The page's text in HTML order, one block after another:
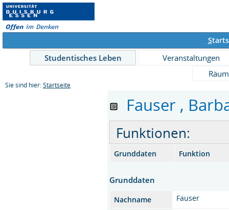
S
Studentisches Leben
Veranstaltungen
Sie sind hier: Startseite
Fauser ,
Funktionen:
Grunddaten Funktion
Grunddaten
Nachname
Fauser